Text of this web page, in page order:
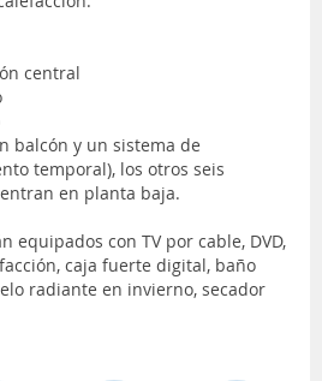
central
balcón y un sistema de
temporal), los otros seis
en planta baja.
equipados con TV por cable, DVD,
caja fuerte digital, baño
radiante en invierno, secador